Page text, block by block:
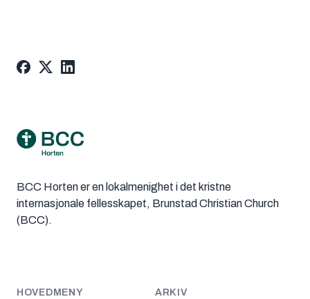
BCC Horten er en lokalmenighet i det kristne
internasjonale fellesskapet, Brunstad Christian Church
(BCC).
HOVEDMENY ARKIV